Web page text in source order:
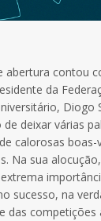
abertura contou
da
Diogo
deixar várias
calorosas
Na sua
sucesso, na
das competições